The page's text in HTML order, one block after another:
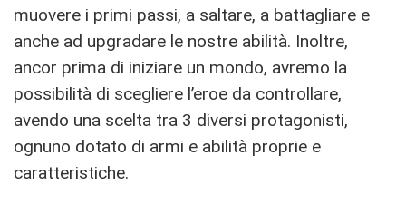
muovere i primi passi, a saltare, a battagliare e
anche ad upgradare le nostre abilità. Inoltre,
ancor prima di iniziare un mondo, avremo la
possibilità di scegliere l’eroe da controllare,
avendo una scelta tra 3 diversi protagonisti,
ognuno dotato di armi e abilità proprie e
caratteristiche.